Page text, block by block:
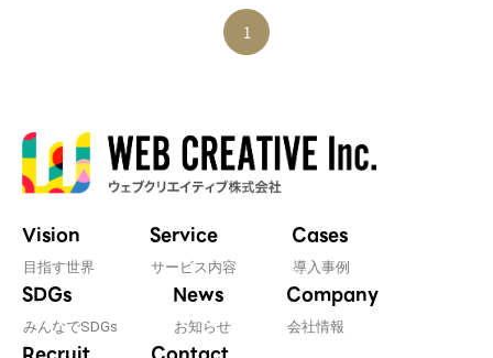
1
Vision
目指す世界
Service
サービス内容
Cases
導入事例
SDGs
みんなでSDGs
News
お知らせ
Company
会社情報